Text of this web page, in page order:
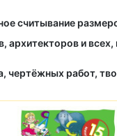
считывание
архитекторов и
чертёжных работ,